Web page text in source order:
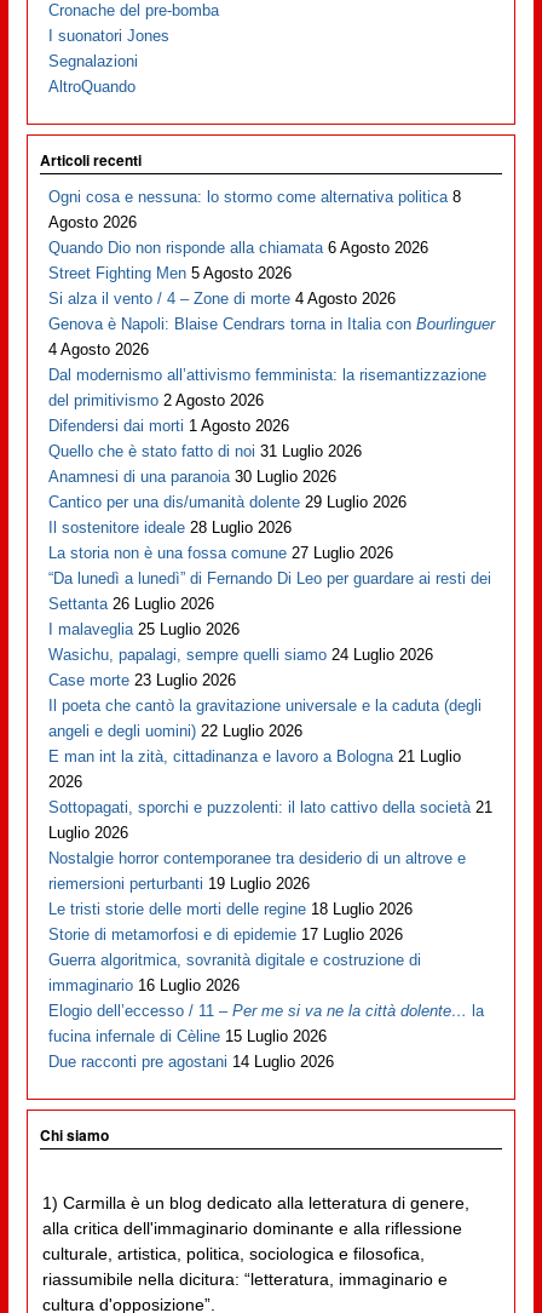
Cronache del pre-bomba
I suonatori Jones
Segnalazioni
AltroQuando
Articoli recenti
Ogni cosa e nessuna: lo stormo come alternativa politica 8
Agosto 2026
Quando Dio non risponde alla chiamata 6 Agosto 2026
Street Fighting Men 5 Agosto 2026
Si alza il vento / 4 – Zone di morte 4 Agosto 2026
Genova è Napoli: Blaise Cendrars torna in Italia conBourlinguer
4 Agosto 2026
Dal modernismo all’attivismo femminista: la risemantizzazione
del primitivismo 2 Agosto 2026
Difendersi dai morti 1 Agosto 2026
Quello che è stato fatto di noi 31 Luglio 2026
Anamnesi di una paranoia 30 Luglio 2026
Cantico per una dis/umanità dolente 29 Luglio 2026
Il sostenitore ideale 28 Luglio 2026
La storia non è una fossa comune 27 Luglio 2026
“Da lunedì a lunedì” di Fernando Di Leo per guardare ai resti dei
Settanta 26 Luglio 2026
I malaveglia 25 Luglio 2026
Wasichu, papalagi, sempre quelli siamo 24 Luglio 2026
Case morte 23 Luglio 2026
Il poeta che cantò la gravitazione universale e la caduta (degli
angeli e degli uomini) 22 Luglio 2026
E man int la zità, cittadinanza e lavoro a Bologna 21 Luglio
2026
Sottopagati, sporchi e puzzolenti: il lato cattivo della società 21
Luglio 2026
Nostalgie horror contemporanee tra desiderio di un altrove e
riemersioni perturbanti 19 Luglio 2026
Le tristi storie delle morti delle regine 18 Luglio 2026
Storie di metamorfosi e di epidemie 17 Luglio 2026
Guerra algoritmica, sovranità digitale e costruzione di
immaginario 16 Luglio 2026
Elogio dell’eccesso / 11 –Per me si va ne la città dolente… la
fucina infernale di Cèline 15 Luglio 2026
Due racconti pre agostani 14 Luglio 2026
Chi siamo
1) Carmilla è un blog dedicato alla letteratura di genere,
alla critica dell'immaginario dominante e alla riflessione
culturale, artistica, politica, sociologica e filosofica,
riassumibile nella dicitura: “letteratura, immaginario e
cultura d'opposizione”.